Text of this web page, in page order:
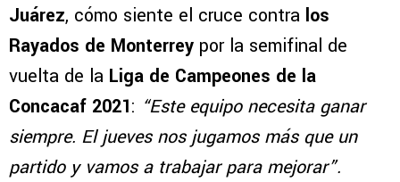
Juárez, cómo siente el cruce contra los
Rayados de Monterrey por la semifinal de
vuelta de la Liga de Campeones de la
Concacaf 2021: “Este equipo necesita ganar
siempre. El jueves nos jugamos más que un
partido y vamos a trabajar para mejorar”.